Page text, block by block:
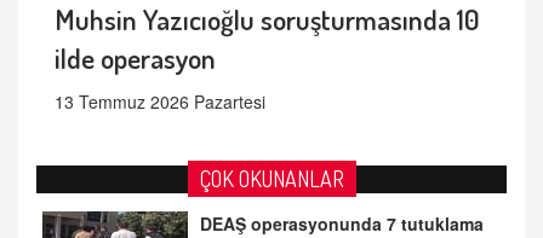
Muhsin Yazıcıoğlu soruşturmasında 10
ilde operasyon
13 Temmuz 2026 Pazartesi
ÇOK OKUNANLAR
DEAŞ operasyonunda 7 tutuklama